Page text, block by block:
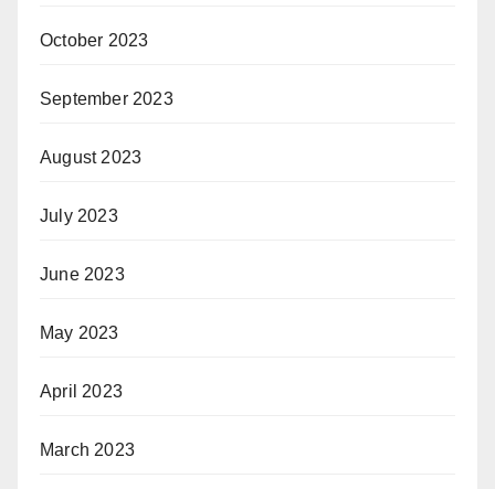
October 2023
September 2023
August 2023
July 2023
June 2023
May 2023
April 2023
March 2023